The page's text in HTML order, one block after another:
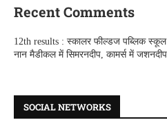
Recent Comments
12th results : स्कालर फील्डज पब्लिक स्कूल
नान मैडीकल में सिमरनदीप, कामर्स में
SOCIAL NETWORKS